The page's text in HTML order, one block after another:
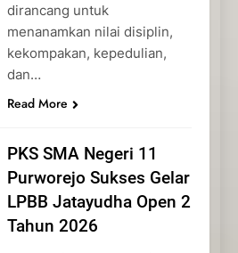
dirancang untuk
menanamkan nilai disiplin,
kekompakan, kepedulian,
dan…
Read More
PKS SMA Negeri 11
Purworejo Sukses Gelar
LPBB Jatayudha Open 2
Tahun 2026